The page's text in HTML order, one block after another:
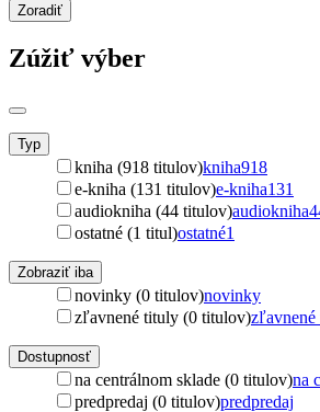
Zoradiť
Zúžiť výber
Typ
kniha (918 titulov)kniha918
e-kniha (131 titulov)e-kniha131
audiokniha (44 titulov)audiokniha
ostatné (1 titul)ostatné1
Zobraziť iba
novinky (0 titulov)novinky
zľavnené tituly (0 titulov)
Dostupnosť
na centrálnom sklade (0 titulov)na
predpredaj (0 titulov)predpredaj